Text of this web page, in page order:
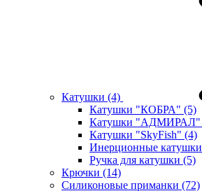
Катушки (4)
Катушки "КОБРА" (5)
Катушки "АДМИРАЛ"
Катушки "SkyFish" (4)
Инерционные катушки
Ручка для катушки (5)
Крючки (14)
Силиконовые приманки (72)